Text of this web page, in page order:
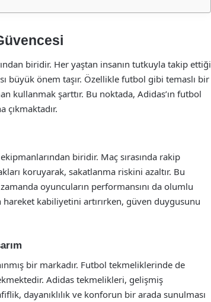
biridir. Her yaştan insanın tutkuyla takip ettiği
büyük önem taşır. Özellikle futbol gibi temaslı bir
kullanmak şarttır. Bu noktada, Adidas’ın futbol
çıkmaktadır.
biridir. Maç sırasında rakip
koruyarak, sakatlanma riskini azaltır. Bu
oyuncuların performansını da olumlu
kabiliyetini artırırken, güven duygusunu
bir markadır. Futbol tekmeliklerinde de
Adidas tekmelikleri, gelişmiş
dayanıklılık ve konforun bir arada sunulması